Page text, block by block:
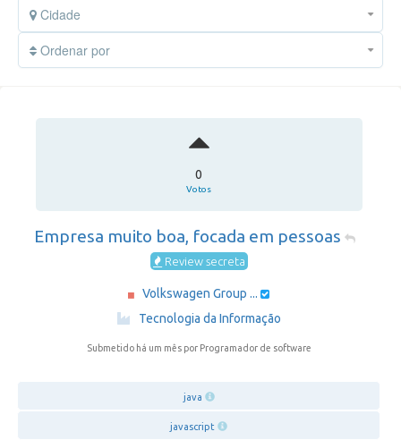
Cidade
Ordenar por
0
Votos
Empresa muito boa, focada em pessoas
Review secreta
Volkswagen Group ...
Tecnologia da Informação
Submetido há um mês por Programador de software
java
javascript